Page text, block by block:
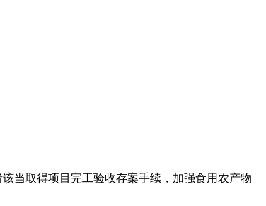
当取得项目完工验收存案手续，加强食用农产物